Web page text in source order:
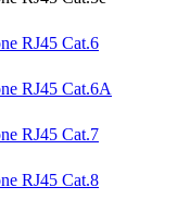
RJ45 Cat.6
RJ45 Cat.6A
RJ45 Cat.7
RJ45 Cat.8